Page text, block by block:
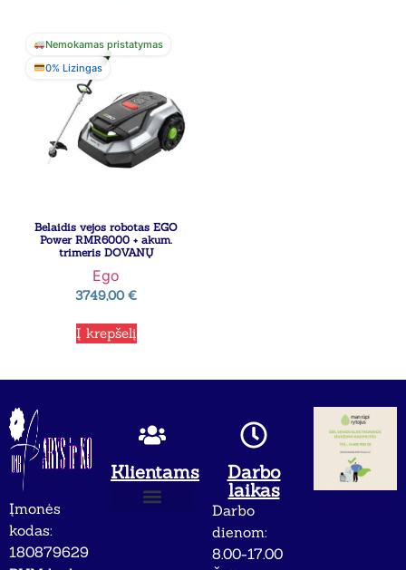
Nemokamas pristatymas
0% Lizingas
Belaidis vejos robotas EGO
Power RMR6000 + akum.
trimeris DOVANŲ
Ego
3749,00€
Į krepšelį
Įmonės
kodas:
180879629
Klientams
Darbo
laikas
Darbo
dienom:
8.00-17.00